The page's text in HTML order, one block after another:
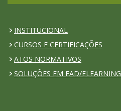
INSTITUCIONAL
CURSOS E CERTIFICAÇÕES
ATOS NORMATIVOS
SOLUÇÕES EM EAD/ELEARNING